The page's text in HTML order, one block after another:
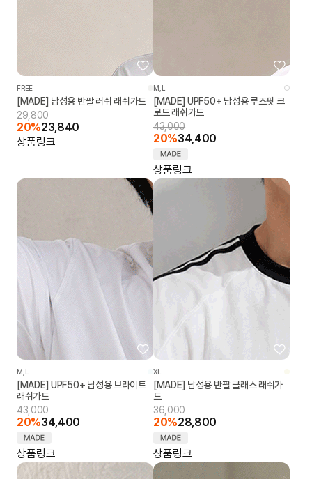
FREE
[MADE] 남성용 반팔 러쉬 래쉬가드
29,800
20%23,840
상품링크
M,L
[MADE] UPF50+ 남성용 루즈핏 크
로드 래쉬가드
43,000
20%34,400
상품링크
M,L
[MADE] UPF50+ 남성용 브라이트
래쉬가드
43,000
20%34,400
상품링크
XL
[MADE] 남성용 반팔 클래스 래쉬가
드
36,000
20%28,800
상품링크